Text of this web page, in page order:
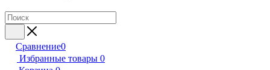
Сравнение0
Избранные товары 0